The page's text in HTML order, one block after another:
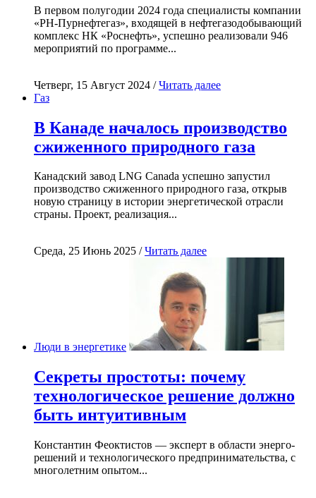
В первом полугодии 2024 года специалисты компании
«РН-Пурнефтегаз», входящей в нефтегазодобывающий
комплекс НК «Роснефть», успешно реализовали 946
мероприятий по программе...
Четверг, 15 Август 2024 /Читать далее
Газ
В Канаде началось производство
сжиженного природного газа
Канадский завод LNG Canada успешно запустил
производство сжиженного природного газа, открыв
новую страницу в истории энергетической отрасли
страны. Проект, реализация...
Среда, 25 Июнь 2025 /Читать далее
Люди в энергетике
Секреты простоты: почему
технологическое решение должно
быть интуитивным
Константин Феоктистов — эксперт в области энерго-
решений и технологического предпринимательства, с
многолетним опытом...